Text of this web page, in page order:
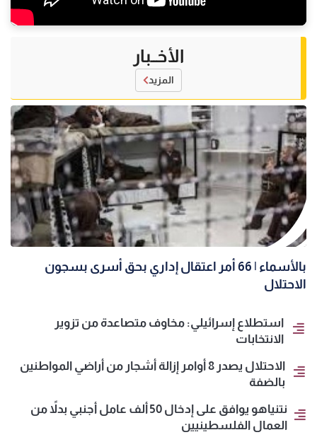
الأخــبار
المزيد
بالأسماء | 66 أمر اعتقال إداري بحق أسرى بسجون
الاحتلال
استطلاع إسرائيلي: مخاوف متصاعدة من تزوير
الانتخابات
الاحتلال يصدر 8 أوامر إزالة أشجار من أراضي المواطنين
بالضفة
نتنياهو يوافق على إدخال 50 ألف عامل أجنبي بدلاً من
العمال الفلسطينيين